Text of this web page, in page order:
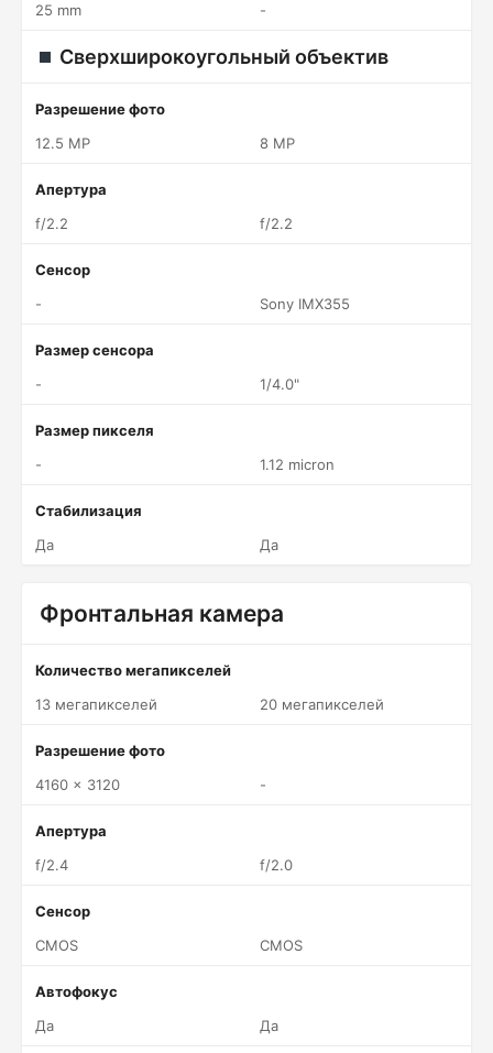
25 mm
-
Сверхширокоугольный объектив
Разрешение фото
12.5 MP
8 MP
Апертура
f/2.2
f/2.2
Сенсор
-
Sony IMX355
Размер сенсора
-
1/4.0"
Размер пикселя
-
1.12 micron
Стабилизация
Да
Да
Фронтальная камера
Количество мегапикселей
13 мегапикселей
20 мегапикселей
Разрешение фото
4160 x 3120
-
Апертура
f/2.4
f/2.0
Сенсор
CMOS
CMOS
Автофокус
Да
Да